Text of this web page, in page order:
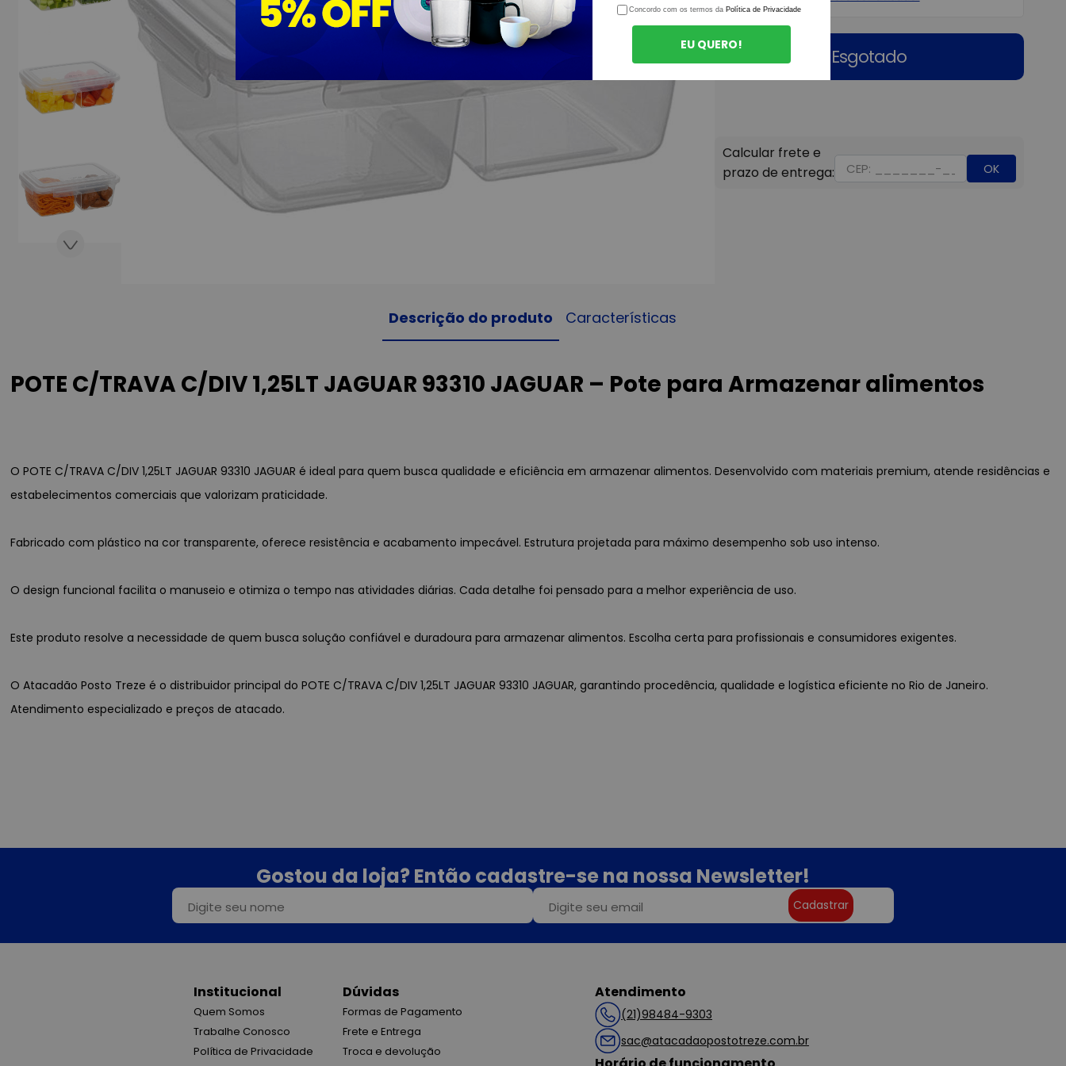
Esgotado
OK
Descrição do produto Características
POTE C/TRAVA C/DIV 1,25LT JAGUAR 93310 JAGUAR – Pote para Armazenar alimentos
O POTE C/TRAVA C/DIV 1,25LT JAGUAR 93310 JAGUAR é ideal para quem busca qualidade e eficiência em armazenar alimentos. Desenvolvido com materiais premium, atende residências e
estabelecimentos comerciais que valorizam praticidade.
Fabricado com plástico na cor transparente, oferece resistência e acabamento impecável. Estrutura projetada para máximo desempenho sob uso intenso.
O design funcional facilita o manuseio e otimiza o tempo nas atividades diárias. Cada detalhe foi pensado para a melhor experiência de uso.
Este produto resolve a necessidade de quem busca solução confiável e duradoura para armazenar alimentos. Escolha certa para profissionais e consumidores exigentes.
O Atacadão Posto Treze é o distribuidor principal do POTE C/TRAVA C/DIV 1,25LT JAGUAR 93310 JAGUAR, garantindo procedência, qualidade e logística eficiente no Rio de Janeiro.
Atendimento especializado e preços de atacado.
Gostou da loja? Então cadastre-se na nossa Newsletter!
Cadastrar
Institucional
Quem Somos
Trabalhe Conosco
Política de Privacidade
Dúvidas
Formas de Pagamento
Frete e Entrega
Troca e devolução
Atendimento
(21)98484-9303
sac@atacadaopostotreze.com.br
Concordo com os termos da Política de Privacidade
EU QUERO!